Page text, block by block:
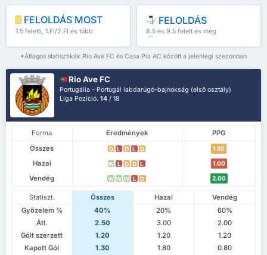
FELOLDÁS MOST
1.5 feletti, 1.FI/2.FI és több
FELOLDÁS
8.5 és 9.5 felett és még
több
*Átlagos statisztikák Rio Ave FC és Casa Pia AC között a jelenlegi szezonban
Rio Ave FC
Portugália - Portugál labdarúgó-bajnokság (első osztály)
Liga Pozíció.14 / 18
Forma Eredmények
PPG
Összes
D L D L D 1.50
Hazai W L D D L 1.00
Vendég W W W L D 2.00
Statiszt. Összes Hazai
Vendég
Győzelem %
40% 20%
60%
Átl.
2.50 3.00
2.00
Gólt szerzett
1.20 1.20
1.20
Kapott Gól
1.30 1.80
0.80